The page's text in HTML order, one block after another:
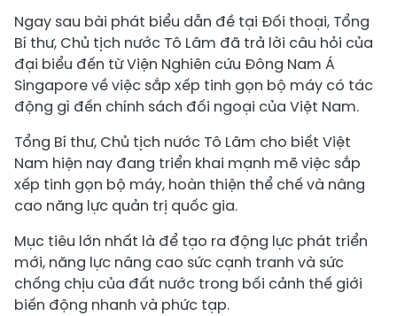
Ngay sau bài phát biểu dẫn đề tại Đối thoại, Tổng
Bí thư, Chủ tịch nước Tô Lâm đã trả lời câu hỏi của
đại biểu đến từ Viện Nghiên cứu Đông Nam Á
Singapore về việc sắp xếp tinh gọn bộ máy có tác
động gì đến chính sách đối ngoại của Việt Nam.
Tổng Bí thư, Chủ tịch nước Tô Lâm cho biết Việt
Nam hiện nay đang triển khai mạnh mẽ việc sắp
xếp tinh gọn bộ máy, hoàn thiện thể chế và nâng
cao năng lực quản trị quốc gia.
Mục tiêu lớn nhất là để tạo ra động lực phát triển
mới, năng lực nâng cao sức cạnh tranh và sức
chống chịu của đất nước trong bối cảnh thế giới
biến động nhanh và phức tạp.